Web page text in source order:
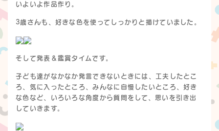
いよいよ作品作り。
3歳さんも、好きな色を使ってしっかりと描けていました。
そして発表＆鑑賞タイムです。
子ども達がなかなか発言できないときには、工夫したとこ
ろ、気に入ったところ、みんなに自慢したいところ、好き
な色など、いろいろな角度から質問をして、思いを引き出
していきます。